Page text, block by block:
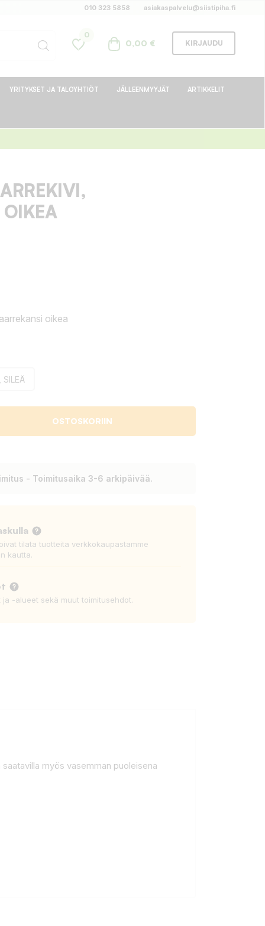
010 323 5858 asiakaspalvelu@siistipiha.fi
0
0,00 € KIRJAUDU
YRITYKSET JA TALOYHTIÖT JÄLLEENMYYJÄT ARTIKKELIT
oikea
OSTOSKORIIN
- Toimitusaika 3-6 arkipäivää.
tilata tuotteita verkkokaupastamme
kautta.
ja -alueet sekä muut toimitusehdot.
myös vasemman puoleisena